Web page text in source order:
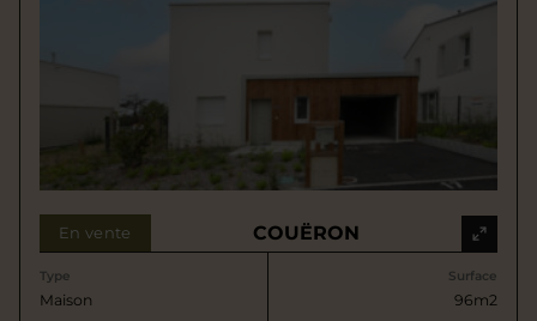
En vente COUËRON
Type
Maison
Surface
96m2